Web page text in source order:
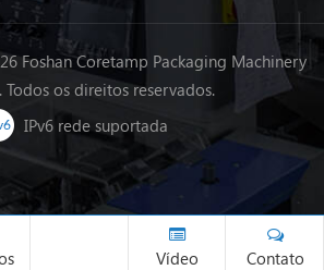
de embalagem vertical, máquinas de
de processamento de alimentos,
de vegetais, máquinas de
embalagem, etc.
Foshan Coretamp Packaging Machinery
Todos os direitos reservados.
IPv6 rede suportada
Vídeo Contato